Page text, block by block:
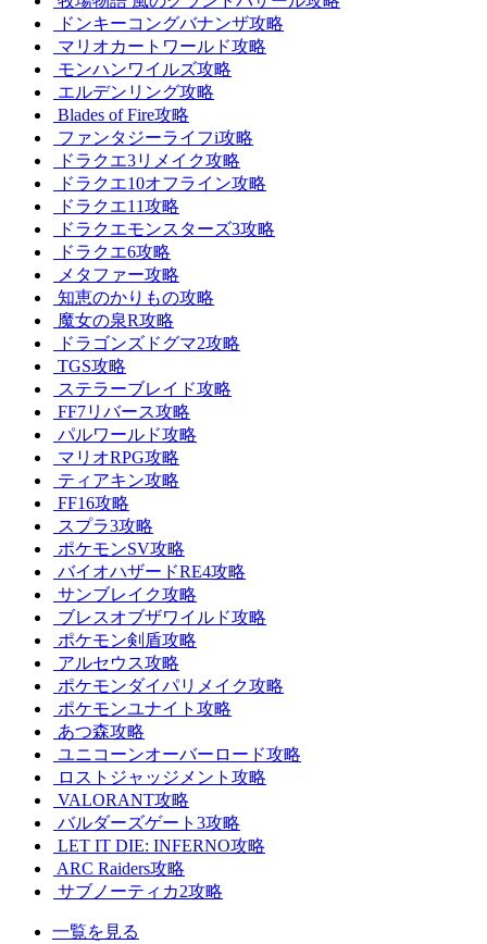
ドンキーコングバナンザ攻略
マリオカートワールド攻略
モンハンワイルズ攻略
エルデンリング攻略
Blades of Fire攻略
ファンタジーライフi攻略
ドラクエ3リメイク攻略
ドラクエ10オフライン攻略
ドラクエ11攻略
ドラクエモンスターズ3攻略
ドラクエ6攻略
メタファー攻略
知恵のかりもの攻略
魔女の泉R攻略
ドラゴンズドグマ2攻略
TGS攻略
ステラーブレイド攻略
FF7リバース攻略
パルワールド攻略
マリオRPG攻略
ティアキン攻略
FF16攻略
スプラ3攻略
ポケモンSV攻略
バイオハザードRE4攻略
サンブレイク攻略
ブレスオブザワイルド攻略
ポケモン剣盾攻略
アルセウス攻略
ポケモンダイパリメイク攻略
ポケモンユナイト攻略
あつ森攻略
ユニコーンオーバーロード攻略
ロストジャッジメント攻略
VALORANT攻略
バルダーズゲート3攻略
LET IT DIE: INFERNO攻略
ARC Raiders攻略
サブノーティカ2攻略
一覧を見る